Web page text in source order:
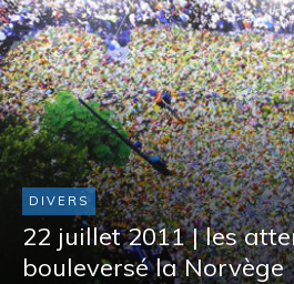
DIVERS
22 juillet 2011 | les
bouleversé la Norvège